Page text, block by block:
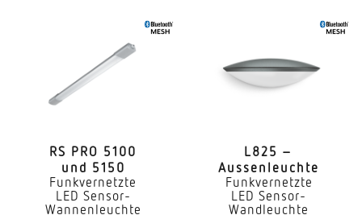
Master/Master Master/Slave
Vernetzung via
Bluetooth Mesh
Slavebetrieb einstellbar
Anwendung, Ort
Innenbereich
RS PRO 5100
und 5150
Funkvernetzte
LED Sensor-
Wannenleuchte
L825 –
Aussenleuchte
Funkvernetzte
LED Sensor-
Wandleuchte